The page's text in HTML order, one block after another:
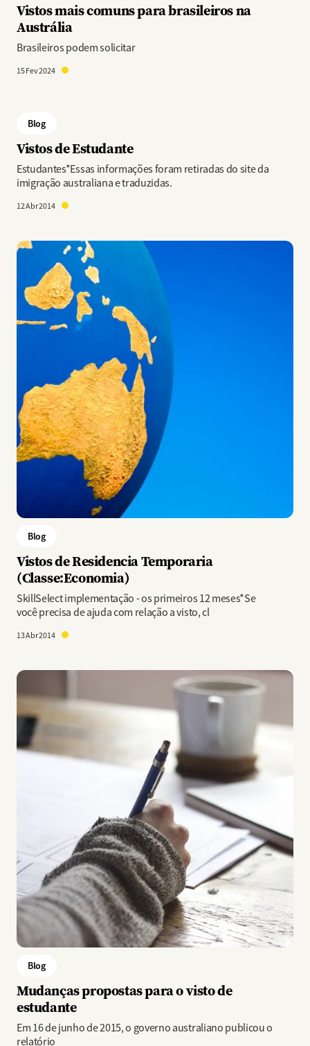
Vistos mais comuns para brasileiros na
Austrália
Brasileiros podem solicitar
15 Fev 2024
Blog
Vistos de Estudante
Estudantes*Essas informações foram retiradas do site da
imigração australiana e traduzidas.
12 Abr 2014
Imagem
Blog
Vistos de Residencia Temporaria
(Classe:Economia)
SkillSelect implementação - os primeiros 12 meses*Se
você precisa de ajuda com relação a visto, cl
13 Abr 2014
Imagem
Blog
Mudanças propostas para o visto de
estudante
Em 16 de junho de 2015, o governo australiano publicou o
relatório